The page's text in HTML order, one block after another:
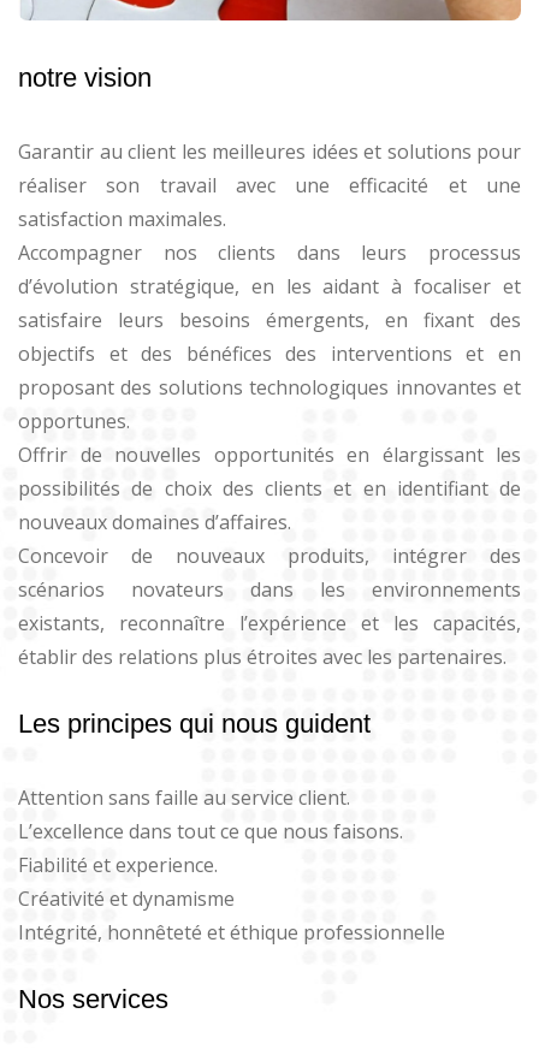
notre vision
Garantir au client les meilleures idées et solutions pour
réaliser son travail avec une efficacité et une
satisfaction maximales.
Accompagner nos clients dans leurs processus
d’évolution stratégique, en les aidant à focaliser et
satisfaire leurs besoins émergents, en fixant des
objectifs et des bénéfices des interventions et en
proposant des solutions technologiques innovantes et
opportunes.
Offrir de nouvelles opportunités en élargissant les
possibilités de choix des clients et en identifiant de
nouveaux domaines d’affaires.
Concevoir de nouveaux produits, intégrer des
scénarios novateurs dans les environnements
existants, reconnaître l’expérience et les capacités,
établir des relations plus étroites avec les partenaires.
Les principes qui nous guident
Attention sans faille au service client.
L’excellence dans tout ce que nous faisons.
Fiabilité et experience.
Créativité et dynamisme
Intégrité, honnêteté et éthique professionnelle
Nos services